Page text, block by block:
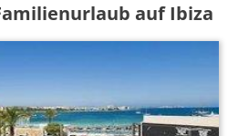
auf Ibiza